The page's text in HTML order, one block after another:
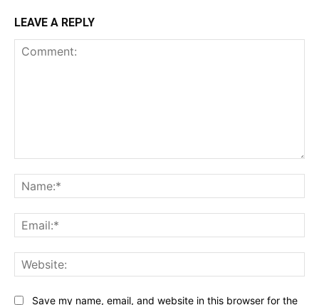
LEAVE A REPLY
Save my name, email, and website in this browser for the